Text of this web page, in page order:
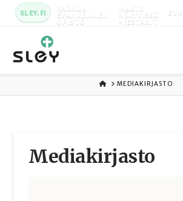
SLEY.FI KARKUN
EVANKELINEN
OPISTO
MAATA
NÄKYVISSÄ
-FESTARIT
ETUSIVU
MEDIAKIRJASTO
Media­kirjasto